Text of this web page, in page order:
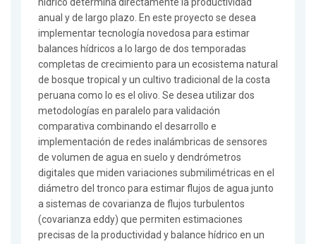
hídrico determina directamente la productividad
anual y de largo plazo. En este proyecto se desea
implementar tecnología novedosa para estimar
balances hídricos a lo largo de dos temporadas
completas de crecimiento para un ecosistema natural
de bosque tropical y un cultivo tradicional de la costa
peruana como lo es el olivo. Se desea utilizar dos
metodologías en paralelo para validación
comparativa combinando el desarrollo e
implementación de redes inalámbricas de sensores
de volumen de agua en suelo y dendrómetros
digitales que miden variaciones submilimétricas en el
diámetro del tronco para estimar flujos de agua junto
a sistemas de covarianza de flujos turbulentos
(covarianza eddy) que permiten estimaciones
precisas de la productividad y balance hídrico en un